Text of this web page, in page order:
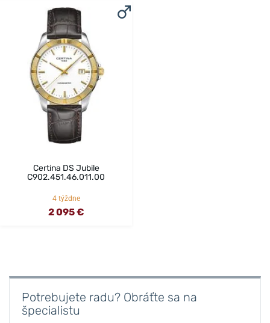
Certina DS Jubile
C902.451.46.011.00
4 týždne
2 095 €
Potrebujete radu? Obráťte sa na
špecialistu